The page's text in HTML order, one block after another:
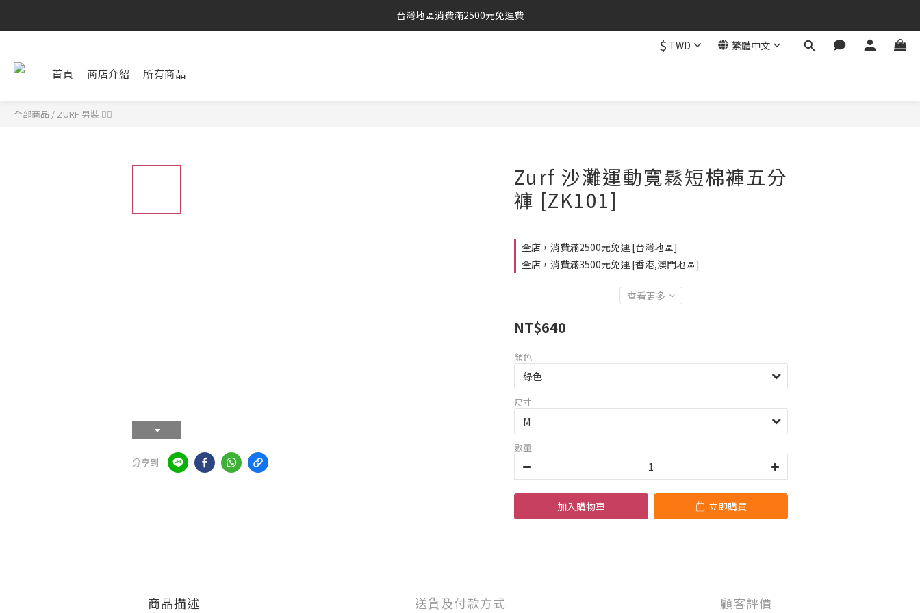
台灣地區消費滿2500元免運費
$ TWD 繁體中文
首頁 商店介紹 所有商品
全部商品 / ZURF 男裝 🏄‍♂️
分享到
Zurf 沙灘運動寬鬆短棉褲五分
褲 [ZK101]
全店，消費滿2500元免運 [台灣地區]
全店，消費滿3500元免運 [香港,澳門地區]
查看更多
NT$640
顏色
尺寸
數量
加入購物車 立即購買
商品描述 送貨及付款方式 顧客評價